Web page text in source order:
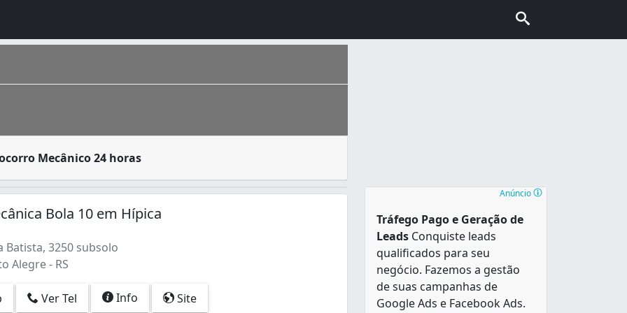
Mecânico 24 horas
do estado mais meridional do Brasil, o Rio Grande do Sul . Constituiu-se a partir da chegada de casais
Bola 10 em Hípica
Batista, 3250 subsolo
Alegre - RS
Ver Tel Info Site
Anúncio
Tráfego Pago e Geração de
Leads Conquiste leads
qualificados para seu
negócio. Fazemos a gestão
de suas campanhas de
Google Ads e Facebook Ads.